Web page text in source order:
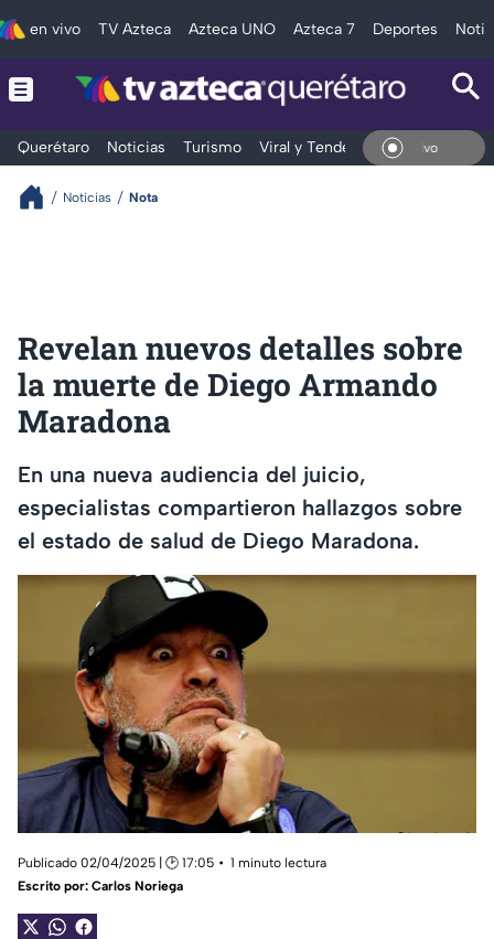
en vivo TV Azteca Azteca UNO Azteca 7 Deportes
Querétaro Noticias Turismo Viral y Tendencia Clima En
Noticias Nota
Revelan nuevos detalles sobre
la muerte de Diego Armando
Maradona
En una nueva audiencia del juicio,
especialistas compartieron hallazgos sobre
el estado de salud de Diego Maradona.
Publicado 02/04/2025 | 🕑 17:05
1 minuto lectura
Escrito por: Carlos Noriega